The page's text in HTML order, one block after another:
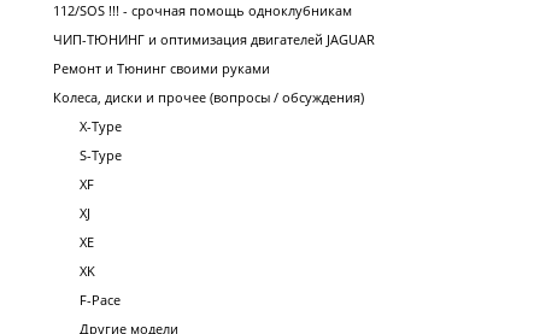
112/SOS !!! - срочная помощь одноклубникам
ЧИП-ТЮНИНГ и оптимизация двигателей JAGUAR
Ремонт и Тюнинг своими руками
Колеса, диски и прочее (вопросы / обсуждения)
X-Type
S-Type
XF
XJ
XE
XK
F-Pace
Другие модели